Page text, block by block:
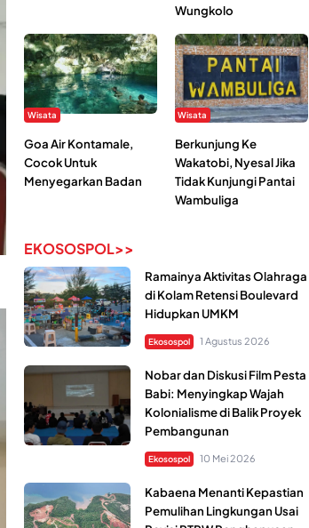
Wungkolo
Wisata
Goa Air Kontamale,
Cocok Untuk
Menyegarkan Badan
Wisata
Berkunjung Ke
Wakatobi, Nyesal Jika
Tidak Kunjungi Pantai
Wambuliga
EKOSOSPOL>>
Ramainya Aktivitas Olahraga
di Kolam Retensi Boulevard
Hidupkan UMKM
Ekosospol 1 Agustus 2026
Nobar dan Diskusi Film Pesta
Babi: Menyingkap Wajah
Kolonialisme di Balik Proyek
Pembangunan
Ekosospol 10 Mei 2026
Kabaena Menanti Kepastian
Pemulihan Lingkungan Usai